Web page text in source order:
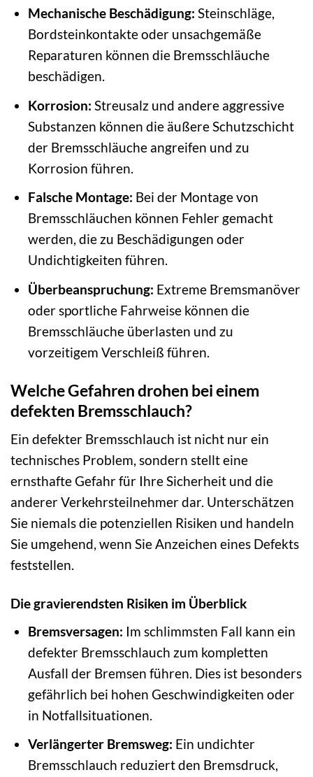
Mechanische Beschädigung: Steinschläge,
Bordsteinkontakte oder unsachgemäße
Reparaturen können die Bremsschläuche
beschädigen.
Korrosion: Streusalz und andere aggressive
Substanzen können die äußere Schutzschicht
der Bremsschläuche angreifen und zu
Korrosion führen.
Falsche Montage: Bei der Montage von
Bremsschläuchen können Fehler gemacht
werden, die zu Beschädigungen oder
Undichtigkeiten führen.
Überbeanspruchung: Extreme Bremsmanöver
oder sportliche Fahrweise können die
Bremsschläuche überlasten und zu
vorzeitigem Verschleiß führen.
Welche Gefahren drohen bei einem
defekten Bremsschlauch?
Ein defekter Bremsschlauch ist nicht nur ein
technisches Problem, sondern stellt eine
ernsthafte Gefahr für Ihre Sicherheit und die
anderer Verkehrsteilnehmer dar. Unterschätzen
Sie niemals die potenziellen Risiken und handeln
Sie umgehend, wenn Sie Anzeichen eines Defekts
feststellen.
Die gravierendsten Risiken im Überblick
Bremsversagen: Im schlimmsten Fall kann ein
defekter Bremsschlauch zum kompletten
Ausfall der Bremsen führen. Dies ist besonders
gefährlich bei hohen Geschwindigkeiten oder
in Notfallsituationen.
Verlängerter Bremsweg: Ein undichter
Bremsschlauch reduziert den Bremsdruck,